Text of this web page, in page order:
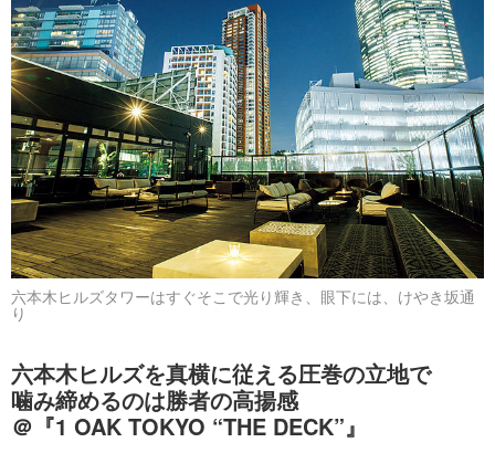
六本木ヒルズタワーはすぐそこで光り輝き、眼下には、けやき坂通
り
六本木ヒルズを真横に従える圧巻の立地で
噛み締めるのは勝者の高揚感
＠『1 OAK TOKYO “THE DECK”』